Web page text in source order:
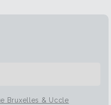
Bruxelles & Uccle